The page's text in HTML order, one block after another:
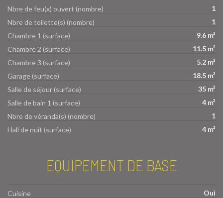
Nbre de feu(x) ouvert (nombre)
1
Nbre de toilette(s) (nombre)
1
Chambre 1 (surface)
9.6 m²
Chambre 2 (surface)
11.5 m²
Chambre 3 (surface)
5.2 m²
Garage (surface)
18.5 m²
Salle de séjour (surface)
35 m²
Salle de bain 1 (surface)
4 m²
Nbre de véranda(s) (nombre)
1
Hall de nuit (surface)
4 m²
EQUIPEMENT DE BASE
Cuisine
Oui